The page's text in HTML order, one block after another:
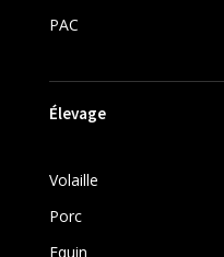
PAC
Élevage
Volaille
Porc
Equin